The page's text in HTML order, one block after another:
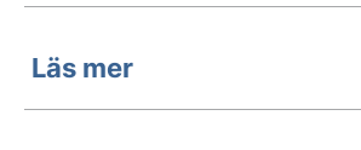
Läs mer